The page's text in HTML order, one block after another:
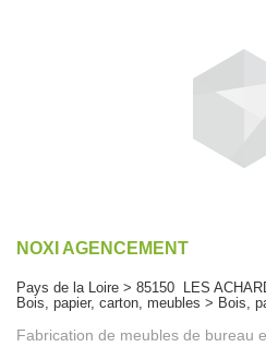
NOXI AGENCEMENT
Pays de la Loire > 85150 LES
Bois, papier, carton, meubles > Bois,
Fabrication de meubles de bureau